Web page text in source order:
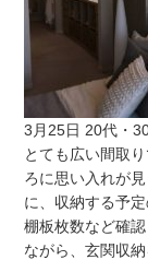
3月25日 20代・
とても広い間取
ろに思い入れが
に、収納する予
棚板枚数など確
ながら、玄関収